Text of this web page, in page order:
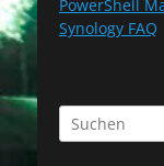
PowerShell
Synology FAQ
Suchen
nach: